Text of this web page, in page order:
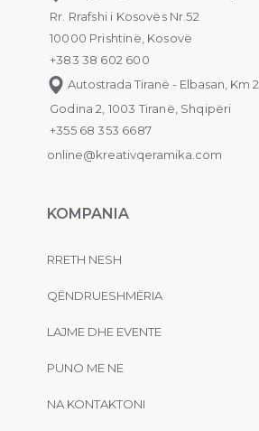
Rr. Rrafshi i Kosovës Nr.52
10000 Prishtinë, Kosovë
+383 38 602 600
Autostrada Tiranë - Elbasan, Km 2
Godina 2, 1003 Tiranë, Shqipëri
+355 68 353 6687
online@kreativqeramika.com
KOMPANIA
RRETH NESH
QËNDRUESHMËRIA
LAJME DHE EVENTE
PUNO ME NE
NA KONTAKTONI